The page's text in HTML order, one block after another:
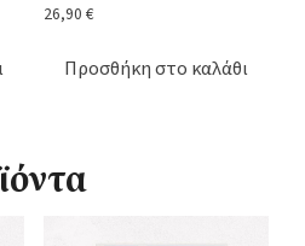
26,90 €
Προσθήκη στο καλάθι